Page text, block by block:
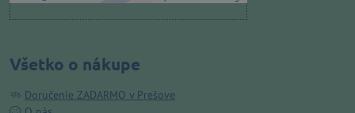
Všetko o nákupe
Doručenie ZADARMO v Prešove